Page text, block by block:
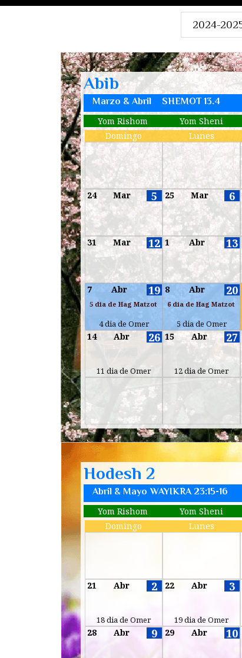
Abib
Marzo & Abril SHEMOT 13.4
Yom Rishom
Yom Sheni
-
Domingo Lunes
24 Mar 5 25 Mar 6
31 Mar 12 1 Abr 13
7 Abr 19
5 dia de Hag Matzot
4 dia de Omer
8 Abr 20
6 dia de Hag Matzot
5 dia de Omer
14 Abr 26
11 dia de Omer
15 Abr 27
12 dia de Omer
Hodesh 2
Abril & Mayo WAYIKRA 23:15-16
Yom Rishom
Yom Sheni
Domingo Lunes
21 Abr 2
18 dia de Omer
22 Abr 3
19 dia de Omer
28 Abr 9 29 Abr 10